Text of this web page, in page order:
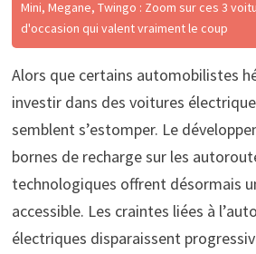
Mini, Megane, Twingo : Zoom sur ces 3
d'occasion qui valent vraiment le coup
Alors que certains automobilistes
investir dans des voitures
semblent s’estomper. Le
bornes de recharge sur les
technologiques offrent désormais
accessible. Les craintes liées à
électriques disparaissent